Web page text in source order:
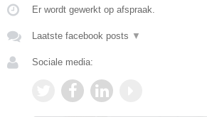
Er wordt gewerkt op afspraak.
Laatste facebook posts ▼
Sociale media: